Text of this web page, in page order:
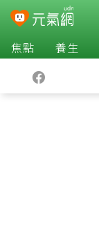
焦點 養生